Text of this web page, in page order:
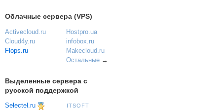
Облачные сервера (VPS)
Activecloud.ru
Cloud4y.ru
Flops.ru
Hostpro.ua
infobox.ru
Makecloud.ru
Остальные→
Выделенные сервера с
русской поддержкой
Selectel.ru
ITSOFT